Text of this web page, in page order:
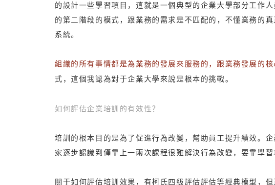
的設計一些學習項目，這就是一個典型的企業大學部分工作
的第二階段的模式，跟業務的需求是不匹配的，不懂業務的
系統。
組 織的所有事情都是為業務的發展來服務的，跟業務發展的
式，這個我認為對于企業大學來說是根本的挑戰。
如何評估企業培訓的有效性？
培訓的根本目的是為了促進行為改變，幫助員工提升績效。企
家逐步認識到僅靠上一兩次課程很難解決行為改變，要靠學
關于如何評估培訓效果，有柯氏四級評估評估等經典模型，